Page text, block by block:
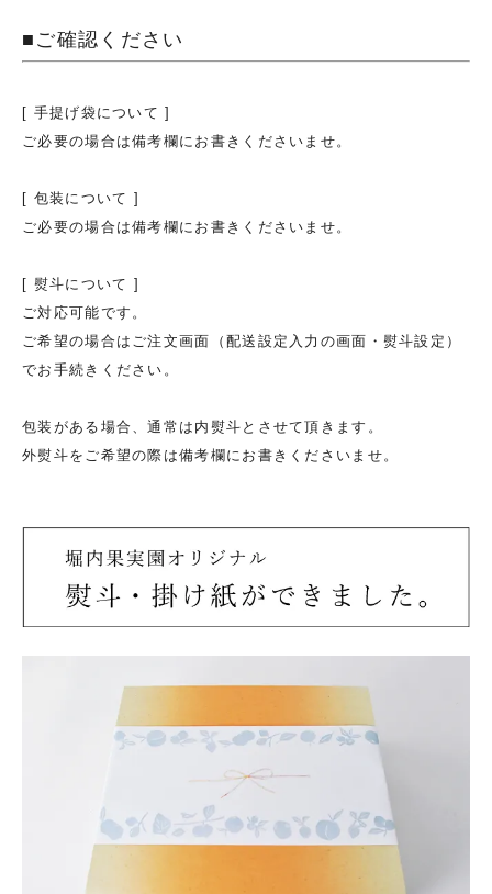
■ご確認ください
[ 手提げ袋について ]
ご必要の場合は備考欄にお書きくださいませ。
[ 包装について ]
ご必要の場合は備考欄にお書きくださいませ。
[ 熨斗について ]
ご対応可能です。
ご希望の場合はご注文画面（配送設定入力の画面・熨斗設定）
でお手続きください。
包装がある場合、通常は内熨斗とさせて頂きます。
外熨斗をご希望の際は備考欄にお書きくださいませ。